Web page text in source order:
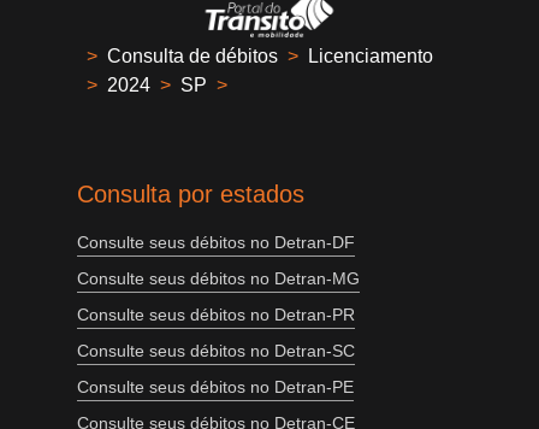
> Consulta de débitos >
Licenciamento
> 2024 > SP >
Consulta por estados
Consulte seus débitos no Detran-DF
Consulte seus débitos no Detran-MG
Consulte seus débitos no Detran-PR
Consulte seus débitos no Detran-SC
Consulte seus débitos no Detran-PE
Consulte seus débitos no Detran-CE